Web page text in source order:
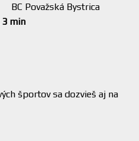
Považská Bystrica
3 min
športov sa dozvieš aj na